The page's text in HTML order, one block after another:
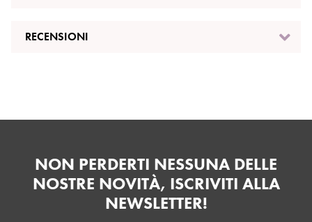
RECENSIONI
NON PERDERTI NESSUNA DELLE
NOSTRE NOVITÀ, ISCRIVITI ALLA
NEWSLETTER!